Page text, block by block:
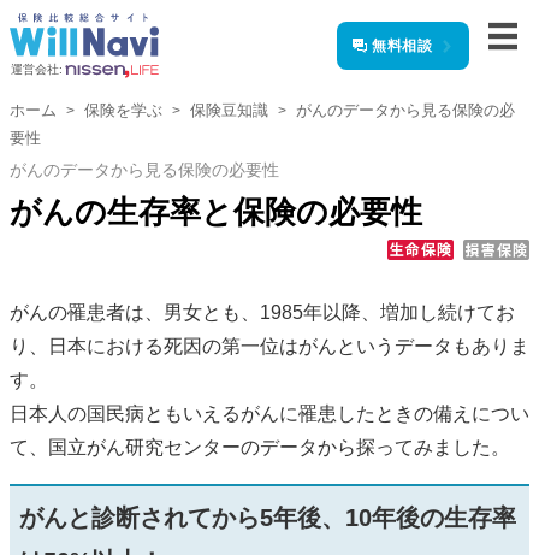
運営会社:
無料相談
ホーム 保険を学ぶ 保険豆知識
がんのデータから見る保険の必
要性
がんのデータから見る保険の必要性
がんの生存率と保険の必要性
がんの罹患者は、男女とも、1985年以降、増加し続けてお
り、日本における死因の第一位はがんというデータもありま
す。
日本人の国民病ともいえるがんに罹患したときの備えについ
て、国立がん研究センターのデータから探ってみました。
がんと診断されてから5年後、10年後の生存率